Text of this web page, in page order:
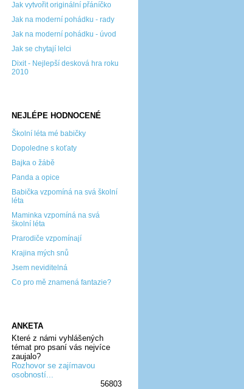
Jak vytvořit originální přáníčko
Jak na moderní pohádku - rady
Jak na moderní pohádku - úvod
Jak se chytají lelci
Dixit - Nejlepší desková hra roku
2010
NEJLÉPE HODNOCENÉ
Školní léta mé babičky
Dopoledne s koťaty
Bajka o žábě
Panda a opice
Babička vzpomíná na svá školní
léta
Maminka vzpomíná na svá
školní léta
Prarodiče vzpomínají
Krajina mých snů
Jsem neviditelná
Co pro mě znamená fantazie?
ANKETA
Které z námi vyhlášených
témat pro psaní vás nejvíce
zaujalo?
Rozhovor se zajímavou
osobností...
56803